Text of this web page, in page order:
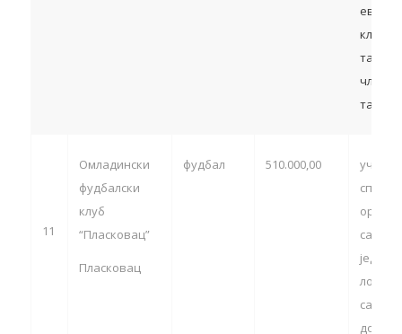
члан
тачка
11
Омладински
фудбалски
клуб
“Пласковац”
Пласковац
фудбал 510.000,00
са